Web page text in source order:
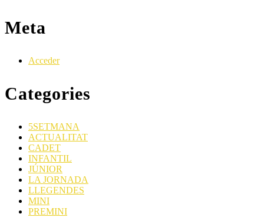
Meta
Acceder
Categories
5SETMANA
ACTUALITAT
CADET
INFANTIL
JÚNIOR
LA JORNADA
LLEGENDES
MINI
PREMINI